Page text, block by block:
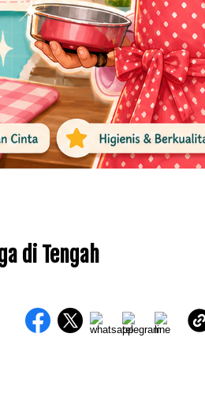
di Tengah